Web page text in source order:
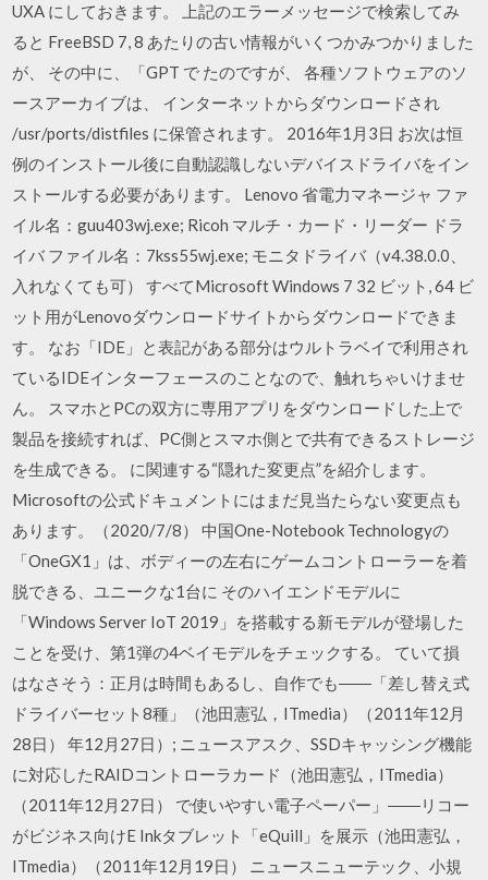
UXA にしておきます。 上記のエラーメッセージで検索してみ
ると FreeBSD 7, 8 あたりの古い情報がいくつかみつかりました
が、 その中に、「GPT で たのですが、 各種ソフトウェアのソ
ースアーカイブは、 インターネットからダウンロードされ
/usr/ports/distfiles に保管されます。 2016年1月3日 お次は恒
例のインストール後に自動認識しないデバイスドライバをイン
ストールする必要があります。 Lenovo 省電力マネージャ ファ
イル名：guu403wj.exe; Ricoh マルチ・カード・リーダー ドラ
イバ ファイル名：7kss55wj.exe; モニタドライバ（v4.38.0.0、
入れなくても可） すべてMicrosoft Windows 7 32 ビット, 64 ビ
ット用がLenovoダウンロードサイトからダウンロードできま
す。 なお「IDE」と表記がある部分はウルトラベイで利用され
ているIDEインターフェースのことなので、触れちゃいけませ
ん。 スマホとPCの双方に専用アプリをダウンロードした上で
製品を接続すれば、PC側とスマホ側とで共有できるストレージ
を生成できる。 に関連する“隠れた変更点”を紹介します。
Microsoftの公式ドキュメントにはまだ見当たらない変更点も
あります。（2020/7/8） 中国One-Notebook Technologyの
「OneGX1」は、ボディーの左右にゲームコントローラーを着
脱できる、ユニークな1台に そのハイエンドモデルに
「Windows Server IoT 2019」を搭載する新モデルが登場した
ことを受け、第1弾の4ベイモデルをチェックする。 ていて損
はなさそう：正月は時間もあるし、自作でも――「差し替え式
ドライバーセット8種」（池田憲弘，ITmedia）（2011年12月
28日） 年12月27日）; ニュースアスク、SSDキャッシング機能
に対応したRAIDコントローラカード（池田憲弘，ITmedia）
（2011年12月27日） で使いやすい電子ペーパー」――リコー
がビジネス向けE Inkタブレット「eQuill」を展示（池田憲弘，
ITmedia）（2011年12月19日） ニュースニューテック、小規